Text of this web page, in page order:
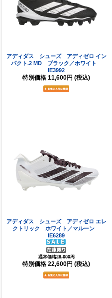
アディダス シューズ アディゼロ イン
パクト.2 MD ブラック／ホワイト
IE3992
特別価格 11,600円 (税込)
アディダス シューズ アディゼロ エレ
クトリック ホワイト／マルーン
IE6289
通常価格28,600円
特別価格 22,600円 (税込)